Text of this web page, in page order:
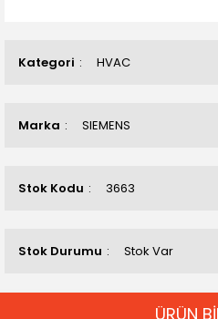
Kategori HVAC
Marka SIEMENS
Stok Kodu 3663
Stok Durumu Stok Var
ÜRÜN